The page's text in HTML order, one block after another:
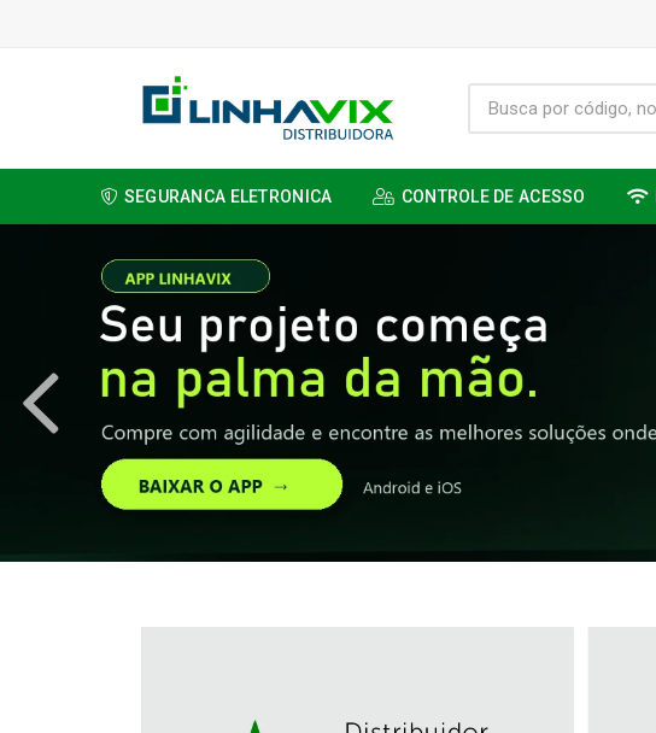
SEGURANCA ELETRONICA CONTROLE DE ACESSO